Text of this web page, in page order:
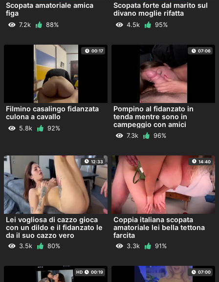
Scopata amatoriale amica
figa
7.2k 88%
Scopata forte dal marito sul
divano moglie rifatta
4.5k 95%
00:17
Filmino casalingo fidanzata
culona a cavallo
5.8k 92%
07:06
Pompino al fidanzato in
tenda mentre sono in
campeggio con amici
7.3k 96%
12:33
Lei vogliosa di cazzo gioca
con un dildo e il fidanzato le
da il suo cazzo vero
3.5k 80%
14:40
Coppia italiana scopata
amatoriale lei bella tettona
farcita
3.3k 91%
HD 00:19 07:00